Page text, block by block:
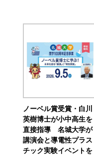
ノーベル賞受賞・白川
英樹博士が小中高生を
直接指導 名城大学が
講演会と導電性プラス
チック実験イベントを